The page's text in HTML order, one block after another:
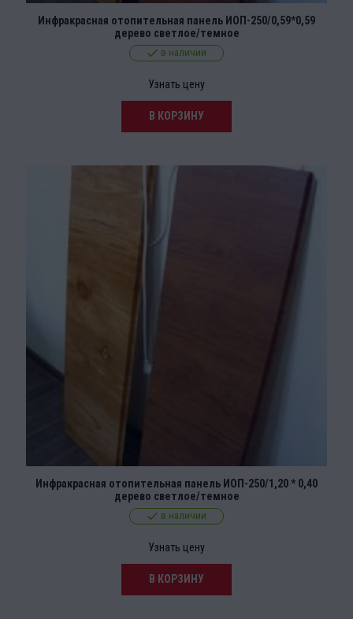
Инфракрасная отопительная панель ИОП-250/0,59*0,59
дерево светлое/темное
в наличии
Узнать цену
В КОРЗИНУ
Инфракрасная отопительная панель ИОП-250/1,20 * 0,40
дерево светлое/темное
в наличии
Узнать цену
В КОРЗИНУ